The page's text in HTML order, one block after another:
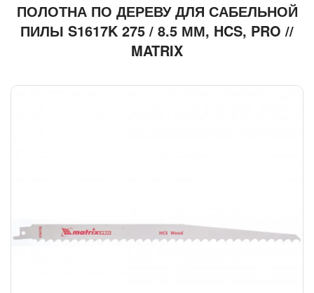
ПОЛОТНА ПО ДЕРЕВУ ДЛЯ САБЕЛЬНОЙ
ПИЛЫ S1617K 275 / 8.5 ММ, HCS, PRO //
MATRIX